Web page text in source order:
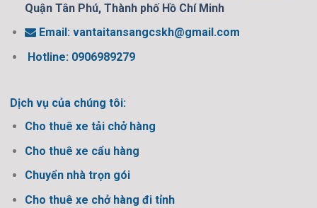
Quận Tân Phú, Thành phố Hồ Chí Minh
Email:vantaitansangcskh@gmail.com
Hotline: 0906989279
Dịch vụ của chúng tôi:
Cho thuê xe tải chở hàng
Cho thuê xe cẩu hàng
Chuyển nhà trọn gói
Cho thuê xe chở hàng đi tỉnh